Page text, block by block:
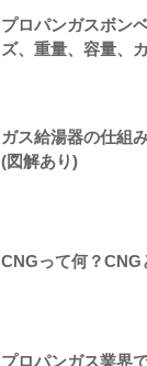
プロパンガスボン
ズ、重量、容量、
ガス給湯器の仕組
(図解あり)
CNGって何？CNG
プロパンガス業界